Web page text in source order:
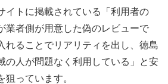
イトに掲載されている「利用者の
業者側が用意した偽のレビューで
れることでリアリティを出し、徳島
の人が問題なく利用している」と安
っています。